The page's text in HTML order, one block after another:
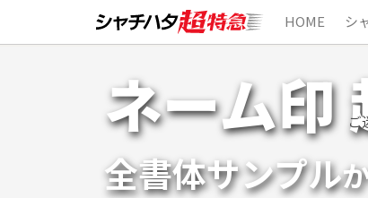
HOME シ
ネーム印
全書体サンプル
ご